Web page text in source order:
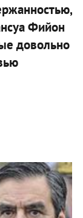
Фийон
довольно